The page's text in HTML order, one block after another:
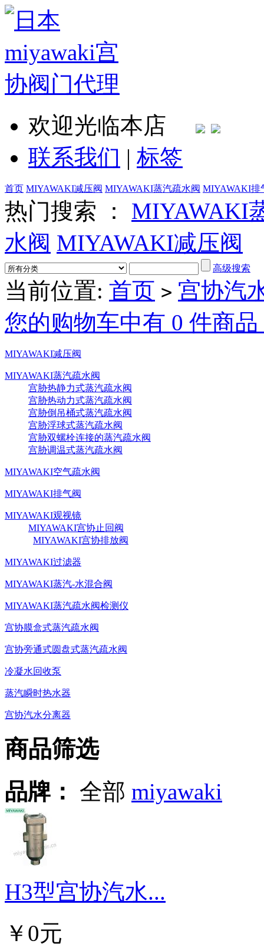
欢迎光临本店
联系我们 | 标签
首页 MIYAWAKI减压阀 MIYAWAKI蒸汽疏水阀 MIYAWAKI排
热门搜索 ： MIYAWAKI
水阀 MIYAWAKI减压阀
高级搜索
当前位置: 首页 > 宫协汽
您的购物车中有 0 件商
MIYAWAKI减压阀
MIYAWAKI蒸汽疏水阀
宫胁热静力式蒸汽疏水阀
宫胁热动力式蒸汽疏水阀
宫胁倒吊桶式蒸汽疏水阀
宫胁浮球式蒸汽疏水阀
宫胁双螺栓连接的蒸汽疏水阀
宫胁调温式蒸汽疏水阀
MIYAWAKI空气疏水阀
MIYAWAKI排气阀
MIYAWAKI观视镜
MIYAWAKI宫协止回阀
MIYAWAKI宫协排放阀
MIYAWAKI过滤器
MIYAWAKI蒸汽-水混合阀
MIYAWAKI蒸汽疏水阀检测仪
宫协膜盒式蒸汽疏水阀
宫协旁通式圆盘式蒸汽疏水阀
冷凝水回收泵
蒸汽瞬时热水器
宫协汽水分离器
商品筛选
品牌： 全部 miyawaki
H3型宫协汽水...
￥0元